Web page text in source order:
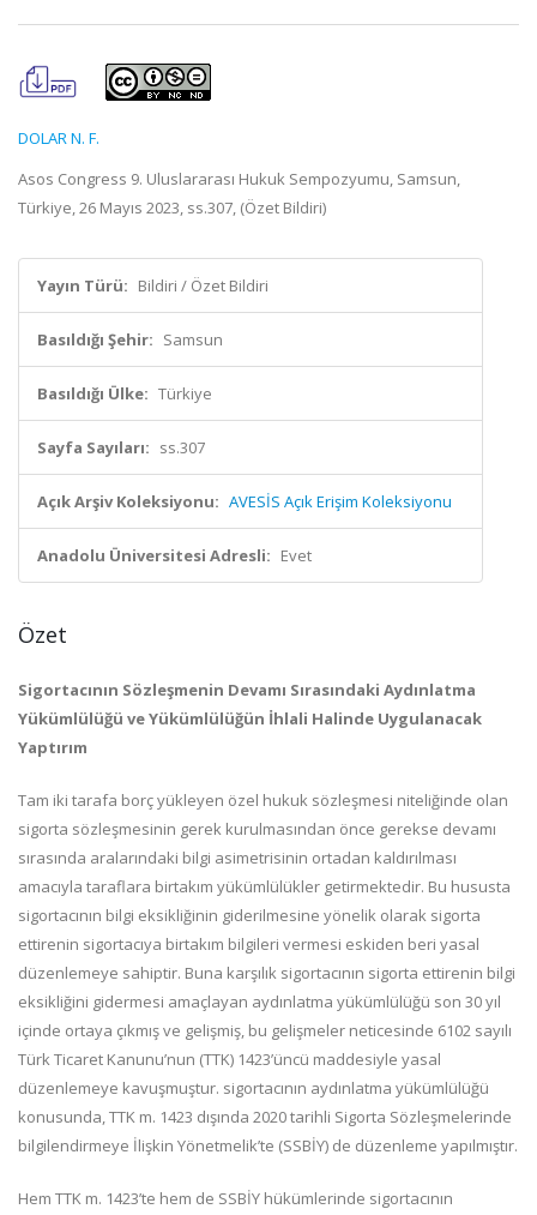
DOLAR N. F.
Asos Congress 9. Uluslararası Hukuk Sempozyumu, Samsun,
Türkiye, 26 Mayıs 2023, ss.307, (Özet Bildiri)
Yayın Türü: Bildiri / Özet Bildiri
Basıldığı Şehir: Samsun
Basıldığı Ülke: Türkiye
Sayfa Sayıları: ss.307
Açık Arşiv Koleksiyonu: AVESİS Açık Erişim Koleksiyonu
Anadolu Üniversitesi Adresli: Evet
Özet
Sigortacının Sözleşmenin Devamı Sırasındaki Aydınlatma
Yükümlülüğü ve Yükümlülüğün İhlali Halinde Uygulanacak
Yaptırım
Tam iki tarafa borç yükleyen özel hukuk sözleşmesi niteliğinde olan
sigorta sözleşmesinin gerek kurulmasından önce gerekse devamı
sırasında aralarındaki bilgi asimetrisinin ortadan kaldırılması
amacıyla taraflara birtakım yükümlülükler getirmektedir. Bu hususta
sigortacının bilgi eksikliğinin giderilmesine yönelik olarak sigorta
ettirenin sigortacıya birtakım bilgileri vermesi eskiden beri yasal
düzenlemeye sahiptir. Buna karşılık sigortacının sigorta ettirenin bilgi
eksikliğini gidermesi amaçlayan aydınlatma yükümlülüğü son 30 yıl
içinde ortaya çıkmış ve gelişmiş, bu gelişmeler neticesinde 6102 sayılı
Türk Ticaret Kanunu’nun (TTK) 1423’üncü maddesiyle yasal
düzenlemeye kavuşmuştur. sigortacının aydınlatma yükümlülüğü
konusunda, TTK m. 1423 dışında 2020 tarihli Sigorta Sözleşmelerinde
bilgilendirmeye İlişkin Yönetmelik’te (SSBİY) de düzenleme yapılmıştır.
Hem TTK m. 1423’te hem de SSBİY hükümlerinde sigortacının